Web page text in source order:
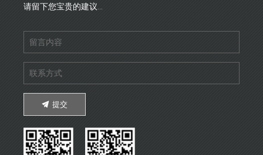
请留下您宝贵的建议...
提交